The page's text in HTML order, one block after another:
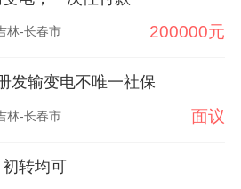
林-长春市 200000元
发输变电不唯一社保
林-长春市 面议
转均可